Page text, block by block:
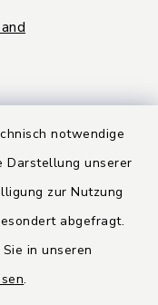
notwendige
Darstellung unserer
zur Nutzung
abgefragt.
in unseren
.